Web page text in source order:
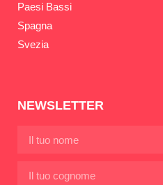
Paesi Bassi
Spagna
Svezia
NEWSLETTER